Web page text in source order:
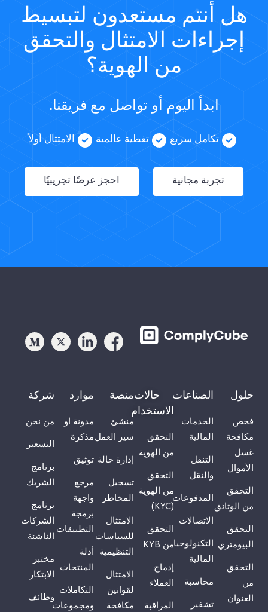
هل أنتم مستعدون لتبسيط
إجراءات الامتثال والتحقق
من الهوية؟
ابدأ اليوم أو تواصل مع فريقنا.
تكامل سريع تغطية عالمية الامتثال أولاً
تجربة مجانية احجز عرضًا تجريبيًا
حلول
فحص
مكافحة
غسل
الأموال
التحقق
من الوثائق
التحقق
البيومتري
التحقق
من
العنوان
الصناعات
الخدمات
المالية
التنقل
والنقل
المدفوعات
الاتصالات
التكنولوجيا
المالية
محاسبة
تشفير
حالات
الاستخدام
التحقق
من الهوية
التحقق
من الهوية
(KYC)
التحقق
من KYB
إدماج
العملاء
المراقبة
منصة
منشئ
سير العمل
إدارة حالة
تسجيل
المخاطر
الامتثال
للسياسات
التنظيمية
الامتثال
لقوانين
مكافحة
موارد
مدونة او
مذكرة
توثيق
مرجع
واجهة
برمجة
التطبيقات
أدلة
المنتجات
التكاملات
ومجموعات
شركة
من نحن
التسعير
برنامج
الشريك
برنامج
الشركات
الناشئة
مختبر
الابتكار
وظائف